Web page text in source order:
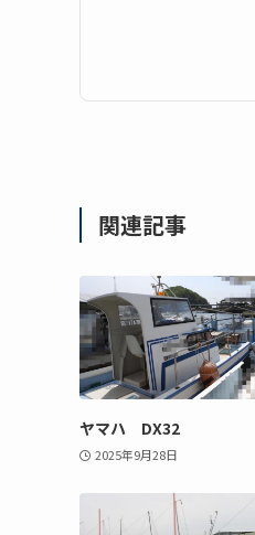
関連記事
ヤマハ DX32
2025年9月28日